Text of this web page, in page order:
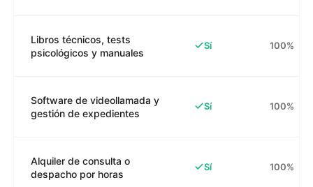
Libros técnicos, tests
psicológicos y manuales
Sí 100%
Software de videollamada y
gestión de expedientes
Sí 100%
Alquiler de consulta o
despacho por horas
Sí 100%